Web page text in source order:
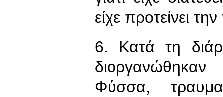
είχε προτείνει
6. Κατά τη
Φύσσα,